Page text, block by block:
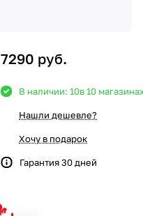
7290 руб.
В наличии: 10в 10
Нашли дешевле?
Хочу в подарок
Гарантия 30 дней